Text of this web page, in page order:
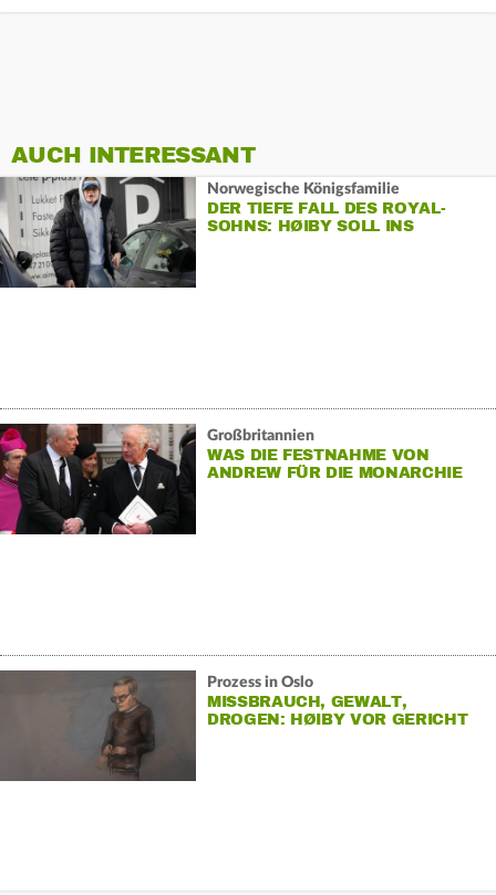
AUCH INTERESSANT
Norwegische Königsfamilie
DER TIEFE FALL DES ROYAL-
SOHNS: HØIBY SOLL INS
Großbritannien
WAS DIE FESTNAHME VON
ANDREW FÜR DIE MONARCHIE
Prozess in Oslo
MISSBRAUCH, GEWALT,
DROGEN: HØIBY VOR GERICHT